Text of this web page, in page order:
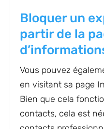
Bloquer un
partir de la
Vous pouvez
en visitant sa page
Bien que cela
contacts, cela est